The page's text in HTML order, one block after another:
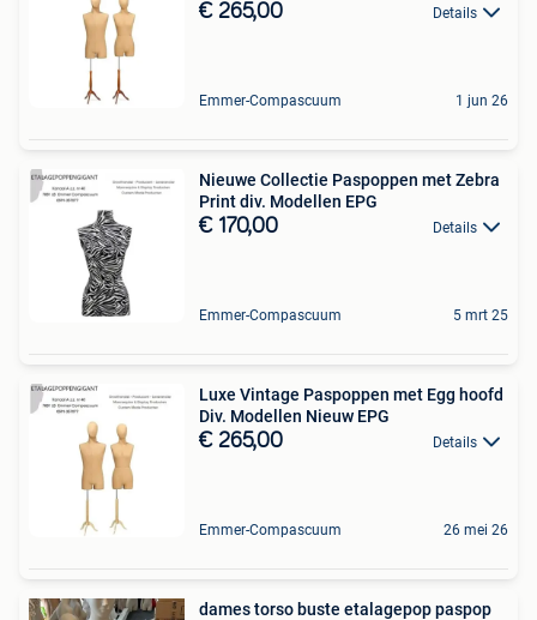
€ 265,00 Details
Emmer-Compascuum 1 jun 26
Nieuwe Collectie Paspoppen met Zebra
Print div. Modellen EPG
€ 170,00 Details
Emmer-Compascuum 5 mrt 25
Luxe Vintage Paspoppen met Egg hoofd
Div. Modellen Nieuw EPG
€ 265,00 Details
Emmer-Compascuum 26 mei 26
dames torso buste etalagepop paspop